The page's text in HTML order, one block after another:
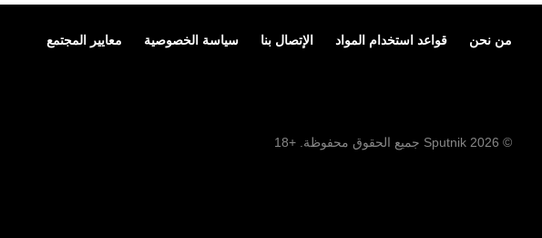
من نحن قواعد استخدام المواد الإتصال بنا سياسة الخصوصية معايير المجتمع
© 2026 Sputnik جميع الحقوق محفوظة. +18